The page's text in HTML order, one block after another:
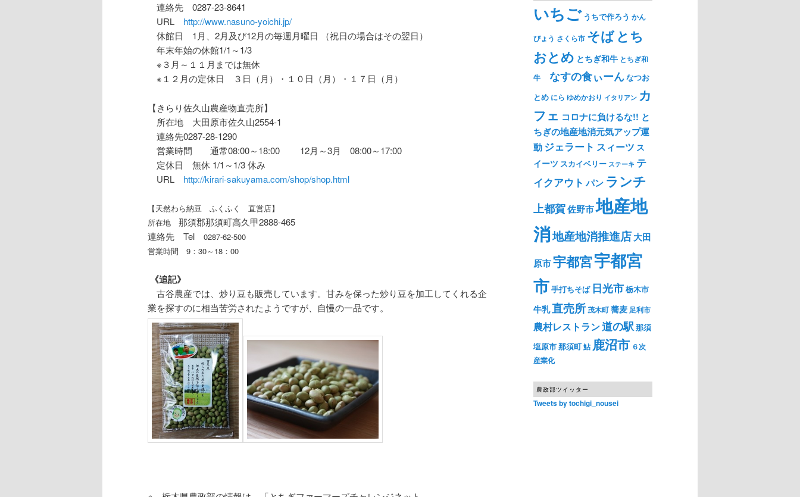
連絡先 0287-23-8641
URL http://www.nasuno-yoichi.jp/
休館日 1月、2月及び12月の毎週月曜日 （祝日の場合はその翌日）
年末年始の休館1/1～1/3
※３月～１１月までは無休
※１２月の定休日 ３日（月）・１０日（月）・１７日（月）
【きらり佐久山農産物直売所】
所在地 大田原市佐久山2554-1
連絡先0287-28-1290
営業時間 通常08:00～18:00 12月～3月 08:00～17:00
定休日 無休 1/1～1/3 休み
URL http://kirari-sakuyama.com/shop/shop.html
【天然わら納豆 ふくふく 直営店】
所在地 那須郡那須町高久甲2888-465
連絡先 Tel 0287-62-500
営業時間 9：30～ 18：00
《追記》
古谷農産では、炒り豆も販売しています。甘みを保った炒り豆を加工してくれる企
業を探すのに相当苦労されたようですが、自慢の一品です。
いちご うちで作ろう かん
ぴょう さくら市 そばとち
おとめ とちぎ和牛 とちぎ和
牛
なすの食ぃーんなつお
とめ にら ゆめかおり イタリアン カ
フェ コロナに負けるな!! と
ちぎの地産地消元気アップ運
動ジェラート スィーツ ス
イーツ スカイベリー ステーキ テ
イクアウト パン ランチ
上都賀佐野市地産地
消地産地消推進店大田
原市宇都宮宇都宮
市手打ちそば 日光市栃木市
牛乳直売所 茂木町蕎麦 足利市
農村レストラン道の駅那須
塩原市那須町鮎 鹿沼市 ６次
産業化
農政部ツイッター
Tweets by tochigi_nousei